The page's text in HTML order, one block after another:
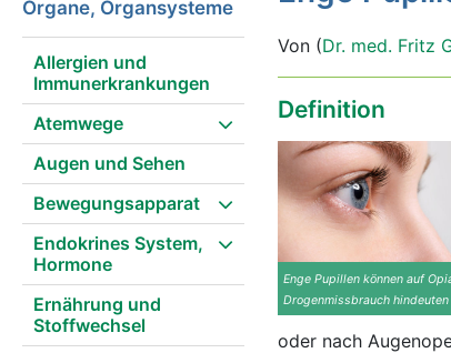
Organe, Organsysteme
Allergien und
Immunerkrankungen
Atemwege
Augen und Sehen
Bewegungsapparat
Endokrines System,
Hormone
Ernährung und
Stoffwechsel
Von (Dr. med. Fritz
Definition
Enge Pupillen können auf
Drogenmissbrauch hindeuten
oder nach